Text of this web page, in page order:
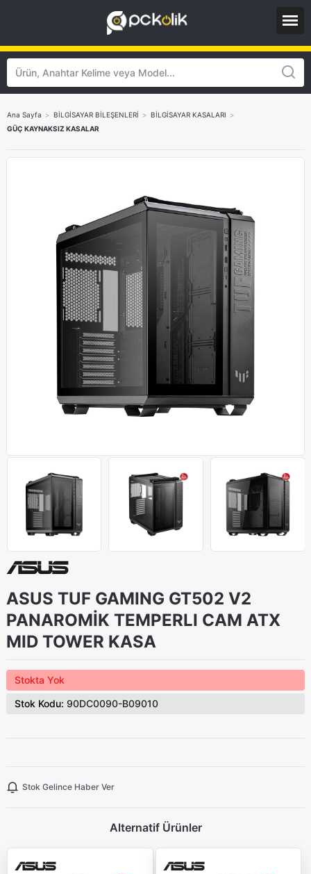
Ana Sayfa > BİLGİSAYAR BİLEŞENLERİ > BİLGİSAYAR KASALARI >
GÜÇ KAYNAKSIZ KASALAR
ASUS TUF GAMING GT502 V2
PANAROMİK TEMPERLI CAM ATX
MID TOWER KASA
Stokta Yok
Stok Kodu: 90DC0090-B09010
Stok Gelince Haber Ver
Alternatif Ürünler